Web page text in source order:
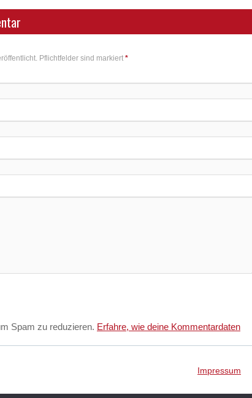
Pflichtfelder sind markiert*
Spam zu reduzieren. Erfahre, wie deine Kommentardaten
Impressum